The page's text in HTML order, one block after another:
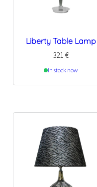
Liberty Table Lamp
321 €
In stock now